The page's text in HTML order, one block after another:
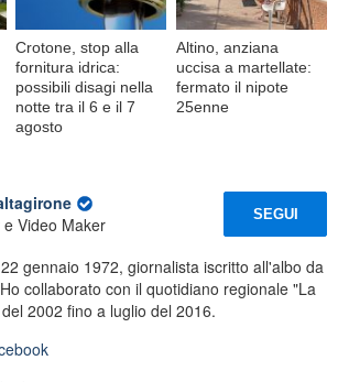
Crotone, stop alla
fornitura idrica:
possibili disagi nella
notte tra il 6 e il 7
agosto
Altino, anziana
uccisa a martellate:
fermato il nipote
25enne
Video Maker
SEGUI
gennaio 1972, giornalista iscritto all'albo da
collaborato con il quotidiano regionale "La
2002 fino a luglio del 2016.